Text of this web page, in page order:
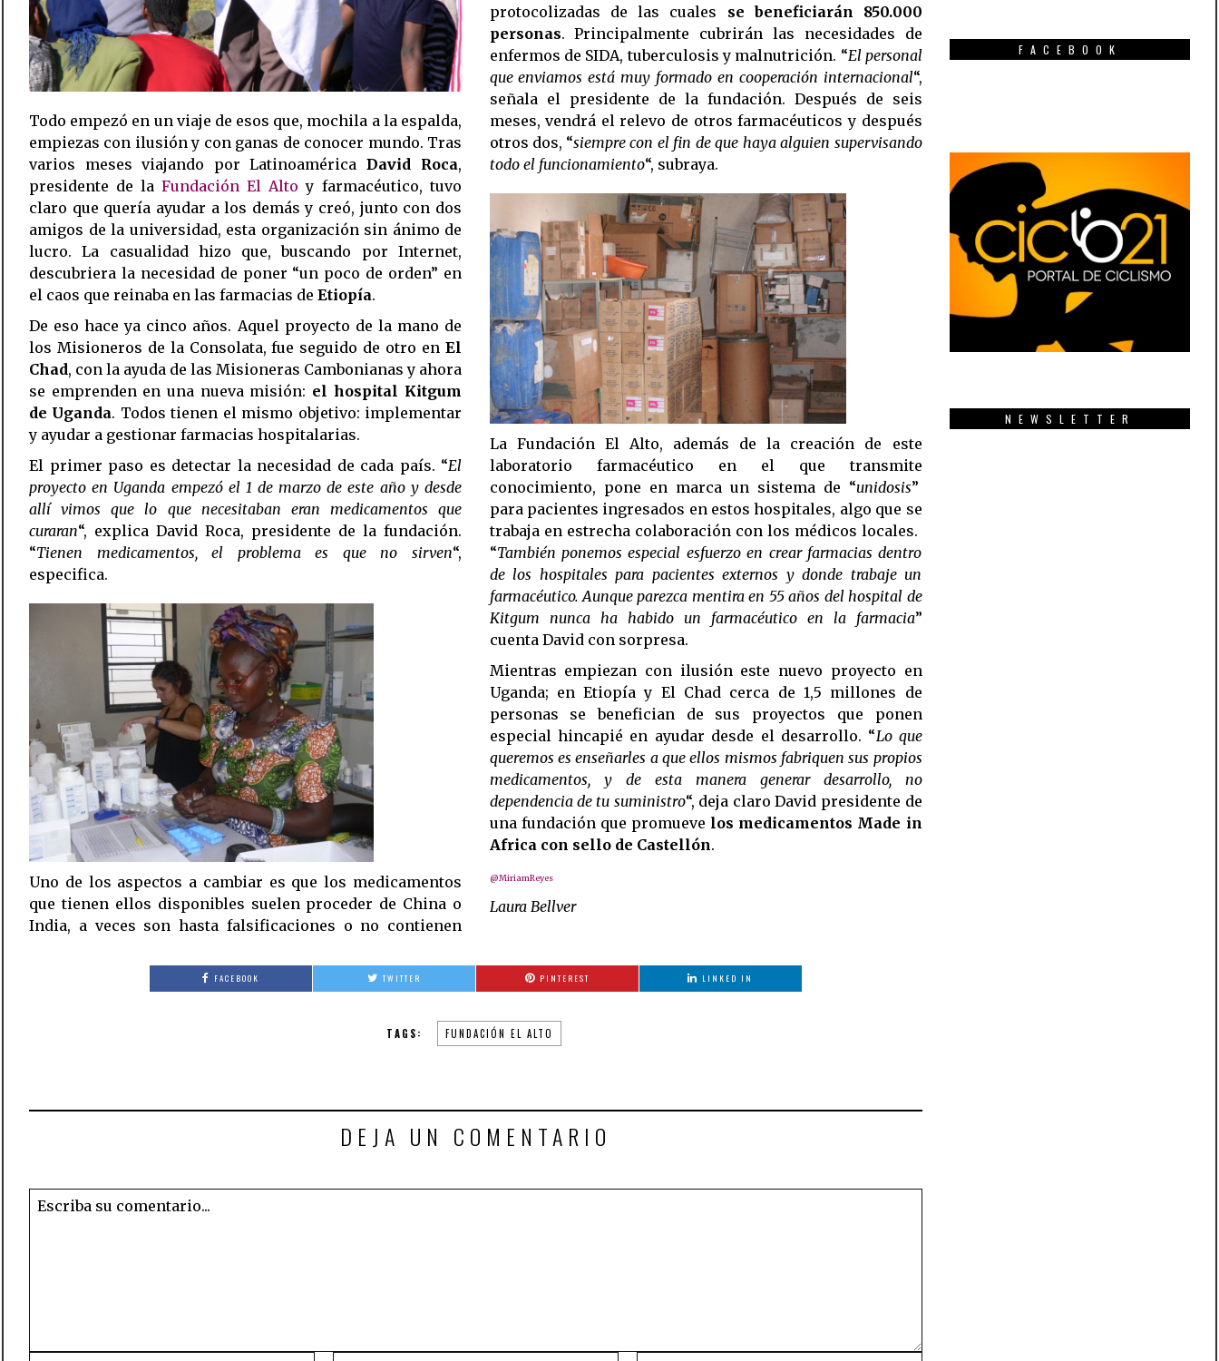
Todo empezó en un viaje de esos que, mochila a la espalda,
empiezas con ilusión y con ganas de conocer mundo. Tras
varios meses viajando por Latinoamérica David Roca,
presidente de la Fundación El Alto y farmacéutico, tuvo
claro que quería ayudar a los demás y creó, junto con dos
amigos de la universidad, esta organización sin ánimo de
lucro. La casualidad hizo que, buscando por Internet,
descubriera la necesidad de poner “un poco de orden” en
el caos que reinaba en las farmacias de Etiopía.
De eso hace ya cinco años. Aquel proyecto de la mano de
los Misioneros de la Consolata, fue seguido de otro en El
Chad, con la ayuda de las Misioneras Cambonianas y ahora
se emprenden en una nueva misión: el hospital Kitgum
de Uganda. Todos tienen el mismo objetivo: implementar
y ayudar a gestionar farmacias hospitalarias.
El primer paso es detectar la necesidad de cada país. “El
proyecto en Uganda empezó el 1 de marzo de este año y desde
allí vimos que lo que necesitaban eran medicamentos que
curaran“, explica David Roca, presidente de la fundación.
“Tienen medicamentos, el problema es que no sirven“,
especifica.
Uno de los aspectos a cambiar es que los medicamentos
que tienen ellos disponibles suelen proceder de China o
India, a veces son hasta falsificaciones o no contienen
protocolizadas de las cuales se beneficiarán 850.000
personas. Principalmente cubrirán las necesidades de
enfermos de SIDA, tuberculosis y malnutrición. “El personal
que enviamos está muy formado en cooperación internacional“,
señala el presidente de la fundación. Después de seis
meses, vendrá el relevo de otros farmacéuticos y después
otros dos, “siempre con el fin de que haya alguien supervisando
todo el funcionamiento“, subraya.
La Fundación El Alto, además de la creación de este
laboratorio farmacéutico en el que transmite
conocimiento, pone en marca un sistema de “unidosis”
para pacientes ingresados en estos hospitales, algo que se
trabaja en estrecha colaboración con los médicos locales.
“También ponemos especial esfuerzo en crear farmacias dentro
de los hospitales para pacientes externos y donde trabaje un
farmacéutico. Aunque parezca mentira en 55 años del hospital de
Kitgum nunca ha habido un farmacéutico en la farmacia”
cuenta David con sorpresa.
Mientras empiezan con ilusión este nuevo proyecto en
Uganda; en Etiopía y El Chad cerca de 1,5 millones de
personas se benefician de sus proyectos que ponen
especial hincapié en ayudar desde el desarrollo. “Lo que
queremos es enseñarles a que ellos mismos fabriquen sus propios
medicamentos, y de esta manera generar desarrollo, no
dependencia de tu suministro“, deja claro David presidente de
una fundación que promueve los medicamentos Made in
Africa con sello de Castellón.
@MiriamReyes
Laura Bellver
FACEBOOK TWITTER PINTEREST LINKED IN
TAGS: FUNDACIÓN EL ALTO
DEJA UN COMENTARIO
FACEBOOK
NEWSLETTER